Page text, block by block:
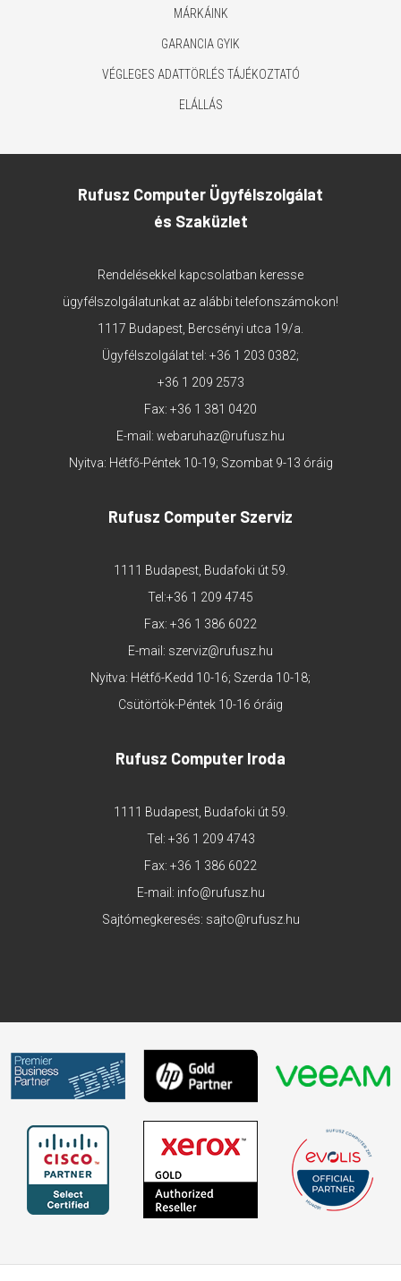
MÁRKÁINK
GARANCIA GYIK
VÉGLEGES ADATTÖRLÉS TÁJÉKOZTATÓ
ELÁLLÁS
Rufusz Computer Ügyfélszolgálat
és Szaküzlet
Rendelésekkel kapcsolatban keresse
ügyfélszolgálatunkat az alábbi telefonszámokon!
1117 Budapest, Bercsényi utca 19/a.
Ügyfélszolgálat tel: +36 1 203 0382;
+36 1 209 2573
Fax: +36 1 381 0420
E-mail: webaruhaz@rufusz.hu
Nyitva: Hétfő-Péntek 10-19; Szombat 9-13 óráig
Rufusz Computer Szerviz
1111 Budapest, Budafoki út 59.
Tel:+36 1 209 4745
Fax: +36 1 386 6022
E-mail: szerviz@rufusz.hu
Nyitva: Hétfő-Kedd 10-16; Szerda 10-18;
Csütörtök-Péntek 10-16 óráig
Rufusz Computer Iroda
1111 Budapest, Budafoki út 59.
Tel: +36 1 209 4743
Fax: +36 1 386 6022
E-mail: info@rufusz.hu
Sajtómegkeresés: sajto@rufusz.hu